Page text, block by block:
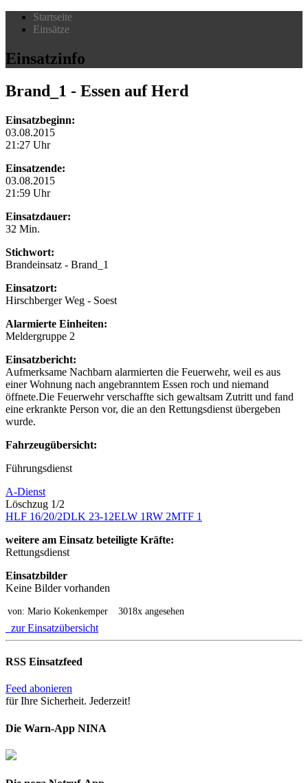
Startseite
Einsätze
Einsatzinfo
Brand_1 - Essen auf Herd
Einsatzbeginn:
03.08.2015
21:27 Uhr
Einsatzende:
03.08.2015
21:59 Uhr
Einsatzdauer:
32 Min.
Stichwort:
Brandeinsatz - Brand_1
Einsatzort:
Hirschberger Weg - Soest
Alarmierte Einheiten:
Meldergruppe 2
Einsatzbericht:
Aufmerksame Nachbarn alarmierten die Feuerwehr, weil es aus
einer Wohnung nach angebranntem Essen roch und niemand
öffnete.Die Feuerwehr verschaffte sich gewaltsam Zutritt und fand
eine erkrankte Person vor, die an den Rettungsdienst übergeben
wurde.
Fahrzeugübersicht:
Führungsdienst
A-Dienst
Löschzug 1/2
HLF 16/20/2DLK 23-12ELW 1RW 2MTF 1
weitere am Einsatz beteiligte Kräfte:
Rettungsdienst
Einsatzbilder
Keine Bilder vorhanden
von: Mario Kokenkemper 3018x angesehen
zur Einsatzübersicht
RSS Einsatzfeed
Feed abonieren
für Ihre Sicherheit. Jederzeit!
Die Warn-App NINA